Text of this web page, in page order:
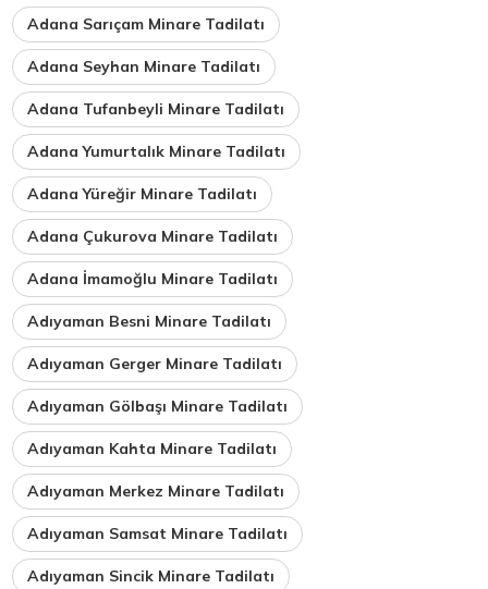
Adana Sarıçam Minare Tadilatı
Adana Seyhan Minare Tadilatı
Adana Tufanbeyli Minare Tadilatı
Adana Yumurtalık Minare Tadilatı
Adana Yüreğir Minare Tadilatı
Adana Çukurova Minare Tadilatı
Adana İmamoğlu Minare Tadilatı
Adıyaman Besni Minare Tadilatı
Adıyaman Gerger Minare Tadilatı
Adıyaman Gölbaşı Minare Tadilatı
Adıyaman Kahta Minare Tadilatı
Adıyaman Merkez Minare Tadilatı
Adıyaman Samsat Minare Tadilatı
Adıyaman Sincik Minare Tadilatı